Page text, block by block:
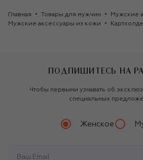
Главная Товары для мужчин
Мужские
Мужские аксессуары из кожи
ПОДПИШИТЕСЬ НА
Чтобы первыми узнавать об
специальных
Женское